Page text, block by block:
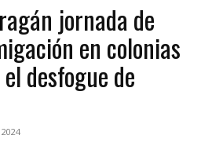
jornada de
en colonias
desfogue de